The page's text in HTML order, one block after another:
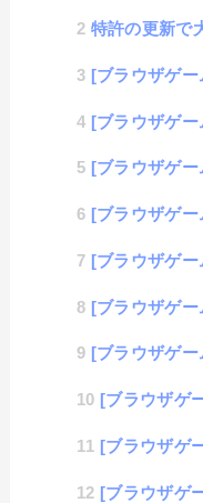
特許の更新で
[ブラウザゲームの
[ブラウザゲームの作
[ブラウザゲームの作り方]
[ブラウザゲームの
[ブラウザゲームの作
[ブラウザゲームの
[ブラウザゲームの
[ブラウザゲームの
[ブラウザゲームの作
[ブラウザゲームの